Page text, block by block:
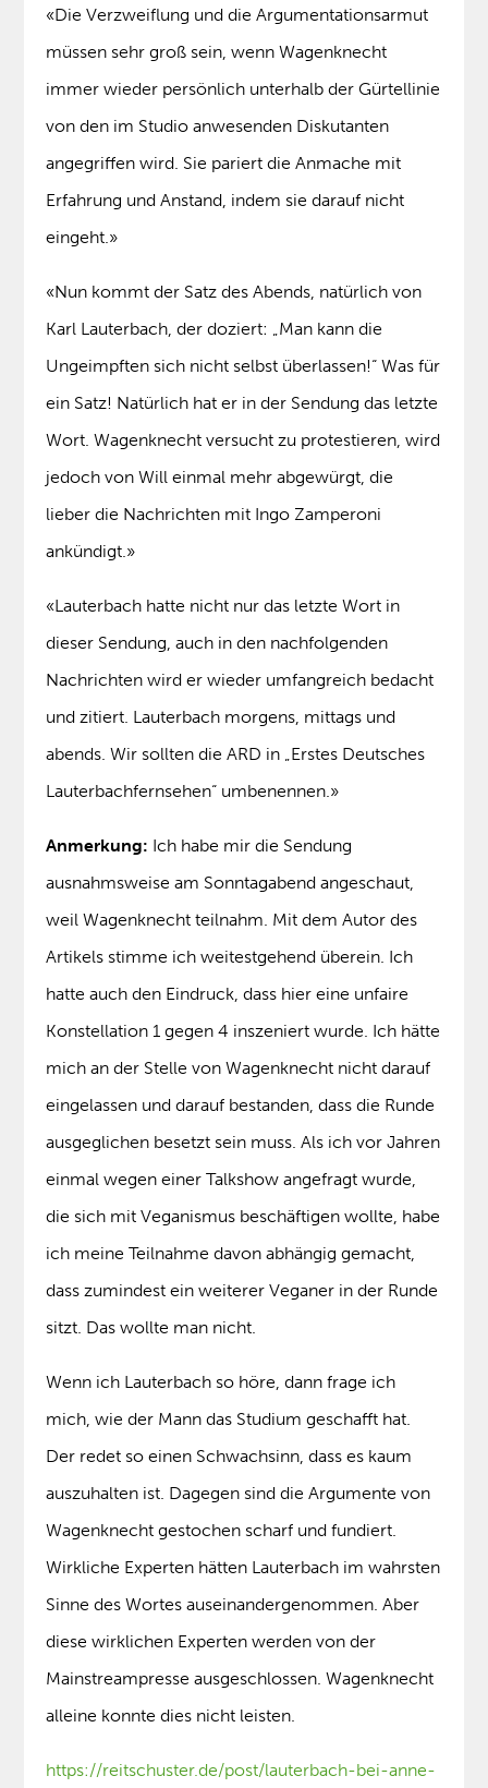
«Die Verzweiflung und die Argumentationsarmut
müssen sehr groß sein, wenn Wagenknecht
immer wieder persönlich unterhalb der Gürtellinie
von den im Studio anwesenden Diskutanten
angegriffen wird. Sie pariert die Anmache mit
Erfahrung und Anstand, indem sie darauf nicht
eingeht.»
«Nun kommt der Satz des Abends, natürlich von
Karl Lauterbach, der doziert: „Man kann die
Ungeimpften sich nicht selbst überlassen!“ Was für
ein Satz! Natürlich hat er in der Sendung das letzte
Wort. Wagenknecht versucht zu protestieren, wird
jedoch von Will einmal mehr abgewürgt, die
lieber die Nachrichten mit Ingo Zamperoni
ankündigt.»
«Lauterbach hatte nicht nur das letzte Wort in
dieser Sendung, auch in den nachfolgenden
Nachrichten wird er wieder umfangreich bedacht
und zitiert. Lauterbach morgens, mittags und
abends. Wir sollten die ARD in „Erstes Deutsches
Lauterbachfernsehen“ umbenennen.»
Anmerkung: Ich habe mir die Sendung
ausnahmsweise am Sonntagabend angeschaut,
weil Wagenknecht teilnahm. Mit dem Autor des
Artikels stimme ich weitestgehend überein. Ich
hatte auch den Eindruck, dass hier eine unfaire
Konstellation 1 gegen 4 inszeniert wurde. Ich hätte
mich an der Stelle von Wagenknecht nicht darauf
eingelassen und darauf bestanden, dass die Runde
ausgeglichen besetzt sein muss. Als ich vor Jahren
einmal wegen einer Talkshow angefragt wurde,
die sich mit Veganismus beschäftigen wollte, habe
ich meine Teilnahme davon abhängig gemacht,
dass zumindest ein weiterer Veganer in der Runde
sitzt. Das wollte man nicht.
Wenn ich Lauterbach so höre, dann frage ich
mich, wie der Mann das Studium geschafft hat.
Der redet so einen Schwachsinn, dass es kaum
auszuhalten ist. Dagegen sind die Argumente von
Wagenknecht gestochen scharf und fundiert.
Wirkliche Experten hätten Lauterbach im wahrsten
Sinne des Wortes auseinandergenommen. Aber
diese wirklichen Experten werden von der
Mainstreampresse ausgeschlossen. Wagenknecht
alleine konnte dies nicht leisten.
https://reitschuster.de/post/lauterbach-bei-anne-